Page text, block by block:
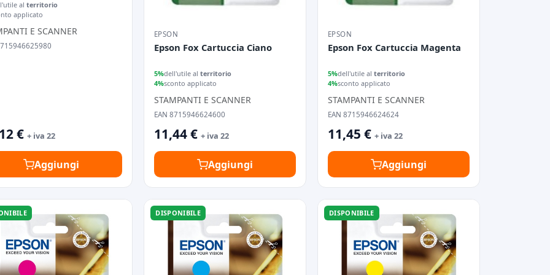
al territorio
applicato
E SCANNER
€ + iva 22
Aggiungi
EPSON
Epson Fox Cartuccia Ciano
5%dell'utile al territorio
4%sconto applicato
STAMPANTI E SCANNER
EAN 8715946624600
11,44 € + iva 22
Aggiungi
EPSON
Epson Fox Cartuccia Magenta
5%dell'utile al territorio
4%sconto applicato
STAMPANTI E SCANNER
EAN 8715946624624
11,45 € + iva 22
Aggiungi
DISPONIBILE DISPONIBILE